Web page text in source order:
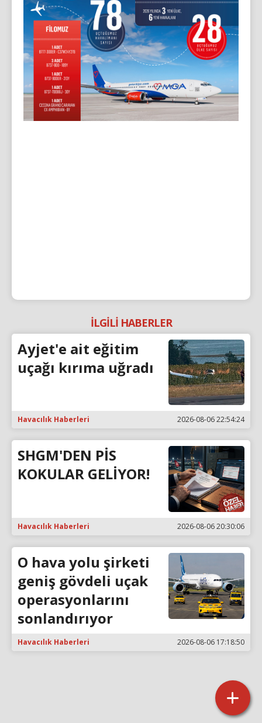
İLGİLİ HABERLER
Ayjet'e ait eğitim
uçağı kırıma uğradı
Havacılık Haberleri 2026-08-06 22:54:24
SHGM'DEN PİS
KOKULAR GELİYOR!
Havacılık Haberleri 2026-08-06 20:30:06
O hava yolu şirketi
geniş gövdeli uçak
operasyonlarını
sonlandırıyor
Havacılık Haberleri 2026-08-06 17:18:50